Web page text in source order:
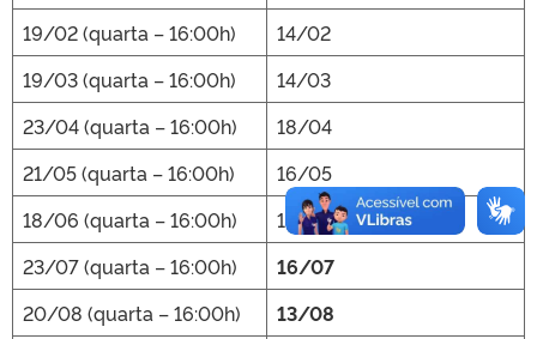
19/02 (quarta – 16:00h)
14/02
19/03 (quarta – 16:00h)
14/03
23/04 (quarta – 16:00h)
18/04
21/05 (quarta – 16:00h)
16/05
18/06 (quarta – 16:00h)
13/06
23/07 (quarta – 16:00h)
16/07
20/08 (quarta – 16:00h)
13/08